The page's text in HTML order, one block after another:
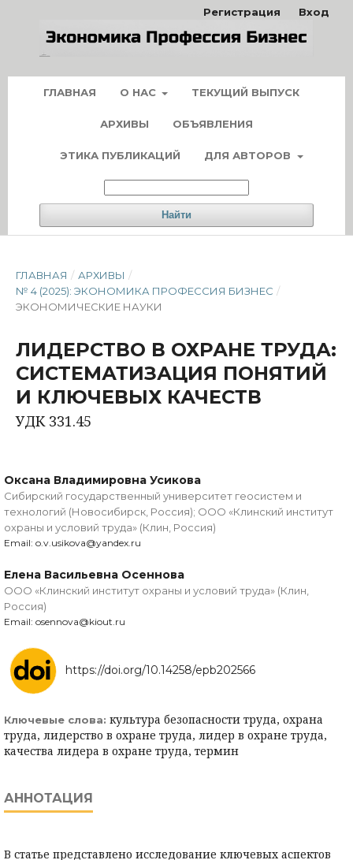
ГЛАВНАЯ О НАС ТЕКУЩИЙ ВЫПУСК
АРХИВЫ ОБЪЯВЛЕНИЯ
ЭТИКА ПУБЛИКАЦИЙ ДЛЯ АВТОРОВ
Найти
Регистрация Вход
ГЛАВНАЯ / АРХИВЫ /
№ 4 (2025): ЭКОНОМИКА ПРОФЕССИЯ БИЗНЕС /
ЭКОНОМИЧЕСКИЕ НАУКИ
ЛИДЕРСТВО В ОХРАНЕ ТРУДА:
СИСТЕМАТИЗАЦИЯ ПОНЯТИЙ
И КЛЮЧЕВЫХ КАЧЕСТВ
УДК 331.45
Оксана Владимировна Усикова
Сибирский государственный университет геосистем и
технологий (Новосибирск, Россия); ООО «Клинский институт
охраны и условий труда» (Клин, Россия)
Email: o.v.usikova@yandex.ru
Елена Васильевна Осеннова
ООО «Клинский институт охраны и условий труда» (Клин,
Россия)
Email: osennova@kiout.ru
https://doi.org/10.14258/epb202566
Ключевые слова: культура безопасности труда, охрана
труда, лидерство в охране труда, лидер в охране труда,
качества лидера в охране труда, термин
АННОТАЦИЯ
В статье представлено исследование ключевых аспектов